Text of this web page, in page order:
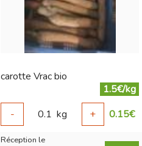
carotte Vrac bio
1.5€/kg
-
0.1 kg + 0.15€
Réception le